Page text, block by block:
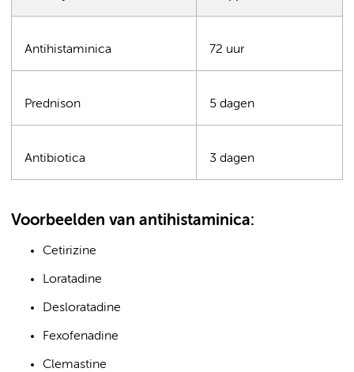
Antihistaminica 72 uur
Prednison 5 dagen
Antibiotica 3 dagen
Voorbeelden van antihistaminica:
Cetirizine
Loratadine
Desloratadine
Fexofenadine
Clemastine